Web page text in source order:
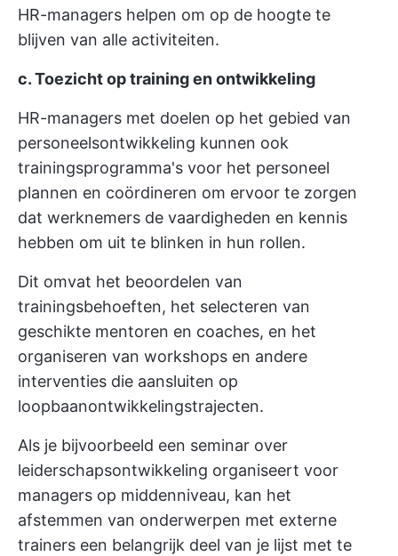
HR-managers helpen om op de hoogte te
blijven van alle activiteiten.
c. Toezicht op training en ontwikkeling
HR-managers met doelen op het gebied van
personeelsontwikkeling kunnen ook
trainingsprogramma's voor het personeel
plannen en coördineren om ervoor te zorgen
dat werknemers de vaardigheden en kennis
hebben om uit te blinken in hun rollen.
Dit omvat het beoordelen van
trainingsbehoeften, het selecteren van
geschikte mentoren en coaches, en het
organiseren van workshops en andere
interventies die aansluiten op
loopbaanontwikkelingstrajecten.
Als je bijvoorbeeld een seminar over
leiderschapsontwikkeling organiseert voor
managers op middenniveau, kan het
afstemmen van onderwerpen met externe
trainers een belangrijk deel van je lijst met te